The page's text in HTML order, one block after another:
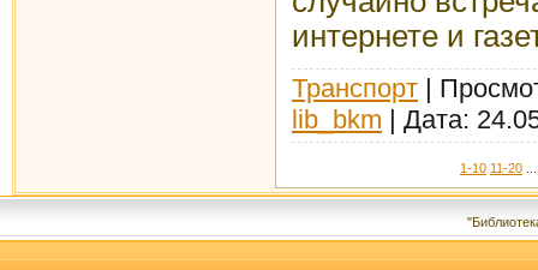
интернете и
Транспорт |
lib_bkm | Дата:
1-10 11-20